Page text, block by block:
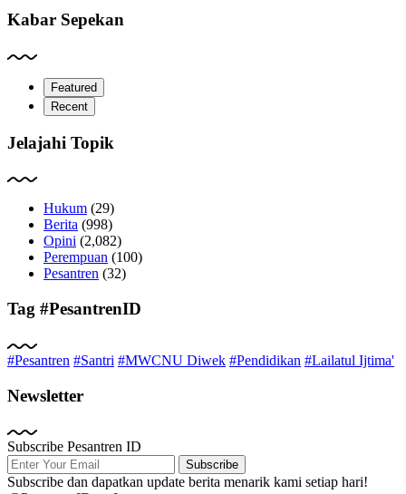
Kabar Sepekan
Featured
Recent
Jelajahi Topik
Hukum (29)
Berita (998)
Opini (2,082)
Perempuan (100)
Pesantren (32)
Tag #PesantrenID
#Pesantren #Santri #MWCNU Diwek #Pendidikan #Lailatul Ijtima'
Newsletter
Subscribe Pesantren ID
Subscribe
Subscribe dan dapatkan update berita menarik kami setiap hari!